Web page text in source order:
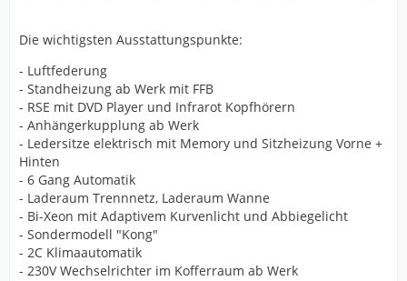
Die wichtigsten Ausstattungspunkte:
- Luftfederung
- Standheizung ab Werk mit FFB
- RSE mit DVD Player und Infrarot Kopfhörern
- Anhängerkupplung ab Werk
- Ledersitze elektrisch mit Memory und Sitzheizung Vorne +
Hinten
- 6 Gang Automatik
- Laderaum Trennnetz, Laderaum Wanne
- Bi-Xeon mit Adaptivem Kurvenlicht und Abbiegelicht
- Sondermodell "Kong"
- 2C Klimaautomatik
- 230V Wechselrichter im Kofferraum ab Werk